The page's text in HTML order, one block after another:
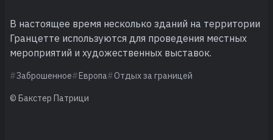
В настоящее время несколько зданий на территории
Гранцетте используются для проведения местных
мероприятий и художественных выставок.
Заброшенное Европа Отдых за границей
© Бакстер Патрици